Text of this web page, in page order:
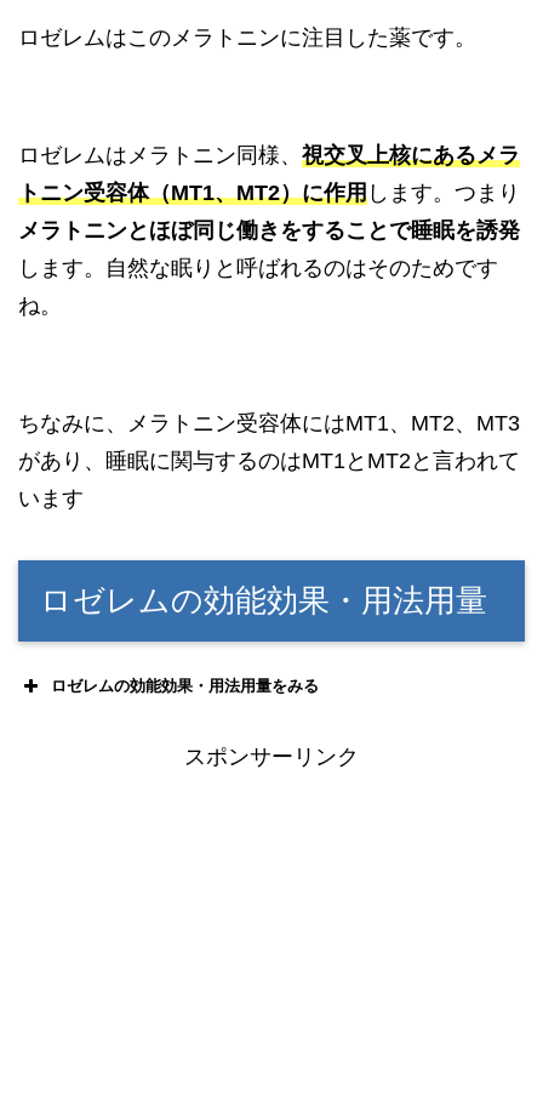
ロゼレムはこのメラトニンに注目した薬です。
ロゼレムはメラトニン同様、 視交叉上核にあるメラ
トニン受容体（MT1、MT2）に作用 します。つまり
メラトニンとほぼ同じ働きをすることで睡眠を誘発
します。自然な眠りと呼ばれるのはそのためです
ね。
ちなみに、メラトニン受容体にはMT1、MT2、MT3
があり、睡眠に関与するのはMT1とMT2と言われて
います
ロゼレムの効能効果・用法用量
ロゼレムの効能効果・用法用量をみる
スポンサーリンク